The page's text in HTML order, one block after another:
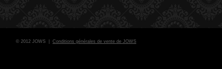
© 2012 JOWS | Conditions générales de vente de JOWS